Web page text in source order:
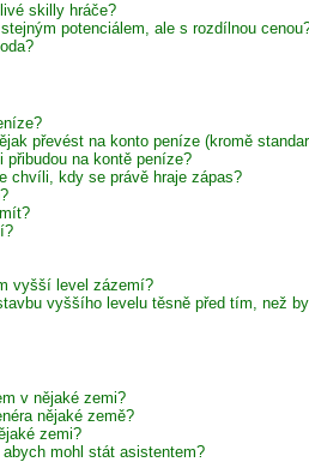
skilly hráče?
potenciálem, ale s rozdílnou
převést na konto peníze (kromě
přibudou na kontě peníze?
chvíli, kdy se právě hraje zápas?
vyšší level zázemí?
vyššího levelu těsně před tím, než
v nějaké zemi?
nějaké země?
zemi?
mohl stát asistentem?